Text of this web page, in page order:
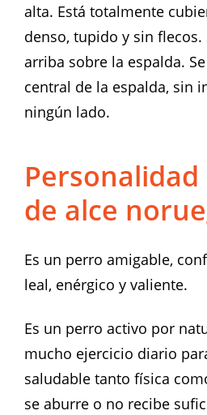
alta. Está totalmente
denso, tupido y sin flecos.
arriba sobre la espalda.
central de la espalda, sin
ningún lado.
de alce
Es un perro amigable,
leal, enérgico y valiente.
Es un perro activo por
mucho ejercicio diario
saludable tanto física
se aburre o no recibe